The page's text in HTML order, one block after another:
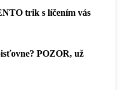
trik s líčením vás
POZOR, už